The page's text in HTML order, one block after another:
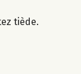
tiède.